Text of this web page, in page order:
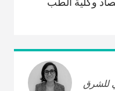
للشرق